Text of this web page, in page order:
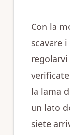
Con la
scavare
la lama
un lato
siete